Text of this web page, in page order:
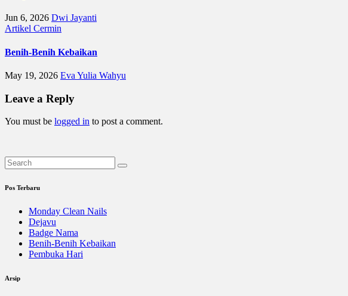
Jun 6, 2026 Dwi Jayanti
Artikel Cermin
Benih-Benih Kebaikan
May 19, 2026 Eva Yulia Wahyu
Leave a Reply
You must be logged in to post a comment.
Pos Terbaru
Monday Clean Nails
Dejavu
Badge Nama
Benih-Benih Kebaikan
Pembuka Hari
Arsip